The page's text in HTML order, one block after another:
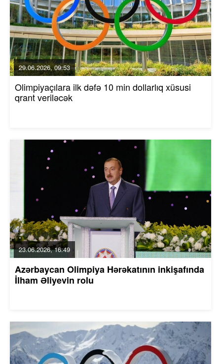
29.06.2026, 09:53
Olimpiyaçılara ilk dəfə 10 min dollarlıq xüsusi
qrant veriləcək
23.06.2026, 16:49
Azərbaycan Olimpiya Hərəkatının inkişafında
İlham Əliyevin rolu